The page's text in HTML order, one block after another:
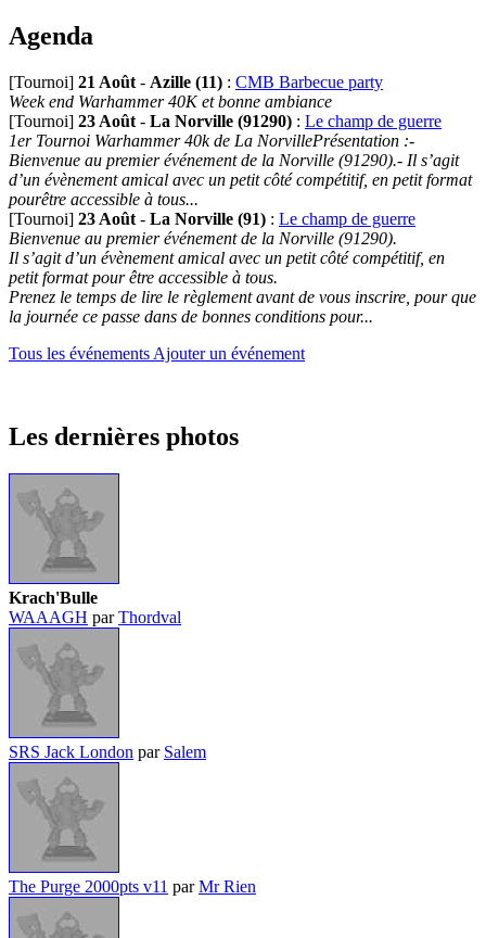
Agenda
[Tournoi] 21 Août - Azille (11) : CMB Barbecue party
Week end Warhammer 40K et bonne ambiance
[Tournoi] 23 Août - La Norville (91290) : Le champ de guerre
1er Tournoi Warhammer 40k de La NorvillePrésentation :-
Bienvenue au premier événement de la Norville (91290).- Il s’agit
d’un évènement amical avec un petit côté compétitif, en petit format
pourêtre accessible à tous...
[Tournoi] 23 Août - La Norville (91) : Le champ de guerre
Bienvenue au premier événement de la Norville (91290).
Il s’agit d’un évènement amical avec un petit côté compétitif, en
petit format pour être accessible à tous.
Prenez le temps de lire le règlement avant de vous inscrire, pour que
la journée ce passe dans de bonnes conditions pour...
Tous les événements Ajouter un événement
Les dernières photos
Krach'Bulle
WAAAGH parThordval
SRS Jack London par Salem
The Purge 2000pts v11 parMr Rien